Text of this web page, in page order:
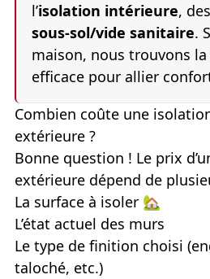
l’isolation intérieure, des
sous-sol/vide sanitaire.
maison, nous trouvons
efficace pour allier
Combien coûte une
extérieure ?
Bonne question ! Le prix
extérieure dépend de
La surface à isoler 🏡
L’état actuel des murs
Le type de finition choisi
taloché, etc.)